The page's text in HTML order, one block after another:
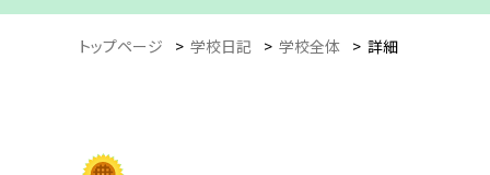
トップページ > 学校日記 > 学校全体 > 詳細